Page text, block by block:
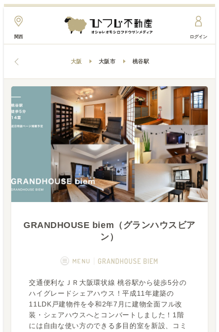
関西 ログイン
大阪 大阪市 桃谷駅
GRANDHOUSE biem（グランハウスビア
ン）
MENU GRANDHOUSE BIEM
概要 画像一覧
空室状況 運営者
フカボリ記事
交通便利なＪＲ大阪環状線 桃谷駅から徒歩5分の
ハイグレードシェアハウス！平成11年建築の
11LDK戸建物件を令和2年7月に建物全面フル改
装・シェアハウスへとコンバートしました！1階
には自由な使い方のできる多目的室を新設、コミ